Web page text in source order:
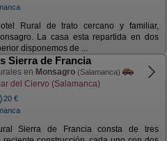
Rural de trato cercano y familiar,
La casa esta repartida en dos
disponemos de ...
Sierra de Francia
en Monsagro (Salamanca)
del Ciervo (Salamanca)
20 €
Sierra de Francia consta de tres